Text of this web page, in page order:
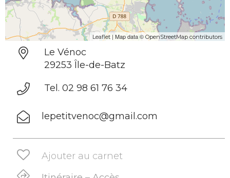
Leaflet | Map data © OpenStreetMap contributors
Le Vénoc
29253 Île-de-Batz
Tel. 02 98 61 76 34
lepetitvenoc@gmail.com
Ajouter au carnet